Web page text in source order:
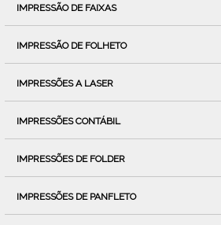
IMPRESSÃO DE FAIXAS
IMPRESSÃO DE FOLHETO
IMPRESSÕES A LASER
IMPRESSÕES CONTÁBIL
IMPRESSÕES DE FOLDER
IMPRESSÕES DE PANFLETO